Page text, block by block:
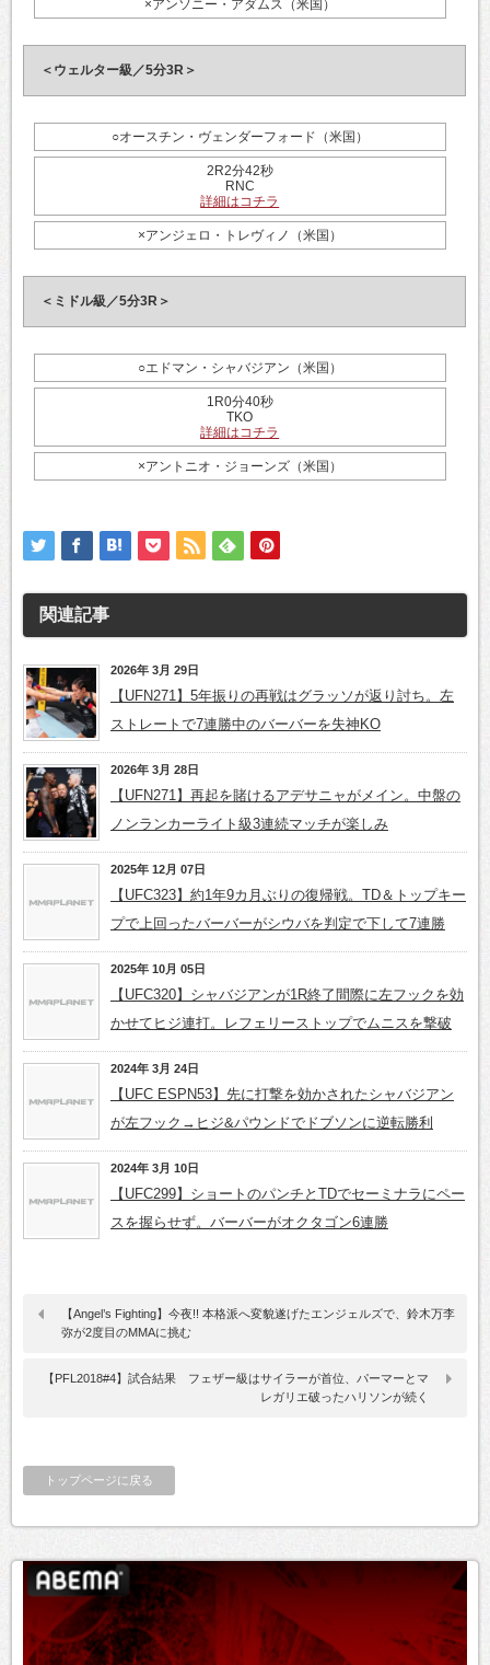
×アンソニー・アダムス（米国）
＜ウェルター級／5分3R＞
○オースチン・ヴェンダーフォード（米国）
2R2分42秒
RNC
詳細はコチラ
×アンジェロ・トレヴィノ（米国）
＜ミドル級／5分3R＞
○エドマン・シャバジアン（米国）
1R0分40秒
TKO
詳細はコチラ
×アントニオ・ジョーンズ（米国）
関連記事
2026年 3月 29日
【UFN271】5年振りの再戦はグラッソが返り討ち。左
ストレートで7連勝中のバーバーを失神KO
2026年 3月 28日
【UFN271】再起を賭けるアデサニャがメイン。中盤の
ノンランカーライト級3連続マッチが楽しみ
2025年 12月 07日
【UFC323】約1年9カ月ぶりの復帰戦。TD＆トップキー
プで上回ったバーバーがシウバを判定で下して7連勝
2025年 10月 05日
【UFC320】シャバジアンが1R終了間際に左フックを効
かせてヒジ連打。レフェリーストップでムニスを撃破
2024年 3月 24日
【UFC ESPN53】先に打撃を効かされたシャバジアン
が左フック→ヒジ&パウンドでドブソンに逆転勝利
2024年 3月 10日
【UFC299】ショートのパンチとTDでセーミナラにペー
スを握らせず。バーバーがオクタゴン6連勝
【Angel’s Fighting】今夜!! 本格派へ変貌遂げたエンジェルズで、鈴木万李
弥が2度目のMMAに挑む
【PFL2018#4】試合結果 フェザー級はサイラーが首位、パーマーとマ
レガリエ破ったハリソンが続く
トップページに戻る